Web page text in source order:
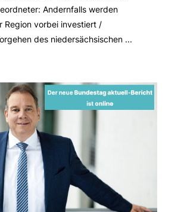
Andernfalls werden
Region vorbei investiert /
des niedersächsischen ...